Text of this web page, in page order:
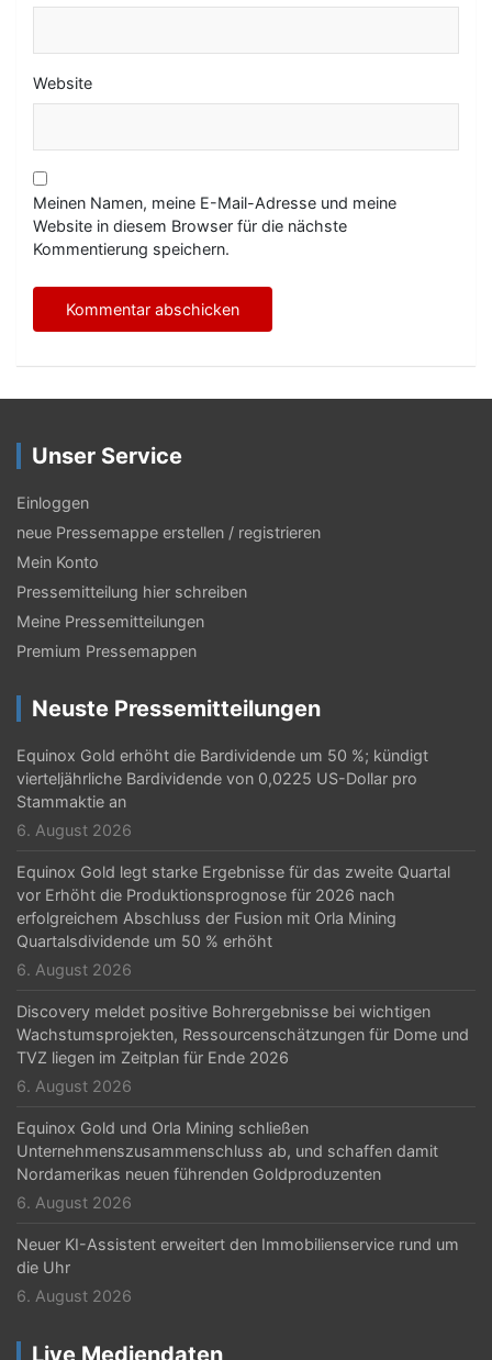
Website
Meinen Namen, meine E-Mail-Adresse und meine
Website in diesem Browser für die nächste
Kommentierung speichern.
Unser Service
Einloggen
neue Pressemappe erstellen / registrieren
Mein Konto
Pressemitteilung hier schreiben
Meine Pressemitteilungen
Premium Pressemappen
Neuste Pressemitteilungen
Equinox Gold erhöht die Bardividende um 50 %; kündigt
vierteljährliche Bardividende von 0,0225 US-Dollar pro
Stammaktie an
6. August 2026
Equinox Gold legt starke Ergebnisse für das zweite Quartal
vor Erhöht die Produktionsprognose für 2026 nach
erfolgreichem Abschluss der Fusion mit Orla Mining
Quartalsdividende um 50 % erhöht
6. August 2026
Discovery meldet positive Bohrergebnisse bei wichtigen
Wachstumsprojekten, Ressourcenschätzungen für Dome und
TVZ liegen im Zeitplan für Ende 2026
6. August 2026
Equinox Gold und Orla Mining schließen
Unternehmenszusammenschluss ab, und schaffen damit
Nordamerikas neuen führenden Goldproduzenten
6. August 2026
Neuer KI-Assistent erweitert den Immobilienservice rund um
die Uhr
6. August 2026
Live Mediendaten